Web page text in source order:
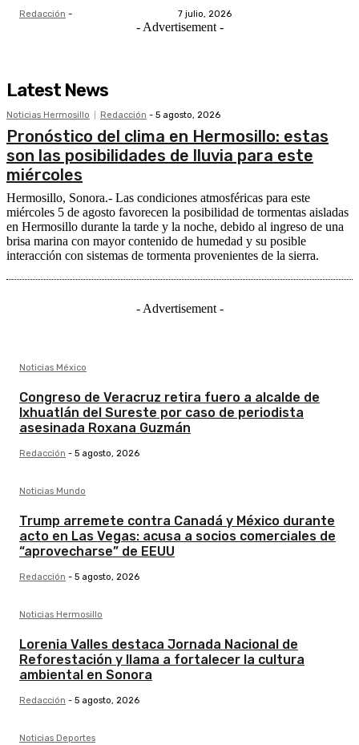
Redacción - 7 julio, 2026
- Advertisement -
Latest News
Noticias Hermosillo Redacción - 5 agosto, 2026
Pronóstico del clima en Hermosillo: estas
son las posibilidades de lluvia para este
miércoles
Hermosillo, Sonora.- Las condiciones atmosféricas para este
miércoles 5 de agosto favorecen la posibilidad de tormentas aisladas
en Hermosillo durante la tarde y la noche, debido al ingreso de una
brisa marina con mayor contenido de humedad y su posible
interacción con sistemas de tormenta provenientes de la sierra.
- Advertisement -
Noticias México
Congreso de Veracruz retira fuero a alcalde de
Ixhuatlán del Sureste por caso de periodista
asesinada Roxana Guzmán
Redacción - 5 agosto, 2026
Noticias Mundo
Trump arremete contra Canadá y México durante
acto en Las Vegas: acusa a socios comerciales de
“aprovecharse” de EEUU
Redacción - 5 agosto, 2026
Noticias Hermosillo
Lorenia Valles destaca Jornada Nacional de
Reforestación y llama a fortalecer la cultura
ambiental en Sonora
Redacción - 5 agosto, 2026
Noticias Deportes